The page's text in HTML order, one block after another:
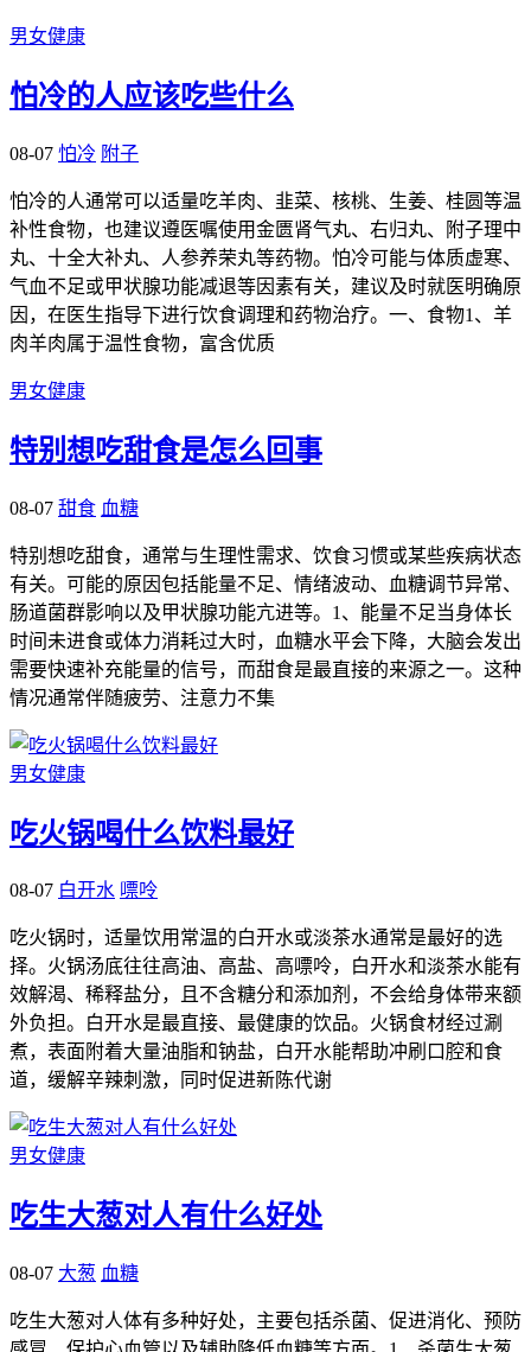
男女健康
怕冷的人应该吃些什么
08-07 怕冷 附子
怕冷的人通常可以适量吃羊肉、韭菜、核桃、生姜、桂圆等温
补性食物，也建议遵医嘱使用金匮肾气丸、右归丸、附子理中
丸、十全大补丸、人参养荣丸等药物。怕冷可能与体质虚寒、
气血不足或甲状腺功能减退等因素有关，建议及时就医明确原
因，在医生指导下进行饮食调理和药物治疗。一、食物1、羊
肉羊肉属于温性食物，富含优质
男女健康
特别想吃甜食是怎么回事
08-07 甜食 血糖
特别想吃甜食，通常与生理性需求、饮食习惯或某些疾病状态
有关。可能的原因包括能量不足、情绪波动、血糖调节异常、
肠道菌群影响以及甲状腺功能亢进等。1、能量不足当身体长
时间未进食或体力消耗过大时，血糖水平会下降，大脑会发出
需要快速补充能量的信号，而甜食是最直接的来源之一。这种
情况通常伴随疲劳、注意力不集
男女健康
吃火锅喝什么饮料最好
08-07 白开水 嘌呤
吃火锅时，适量饮用常温的白开水或淡茶水通常是最好的选
择。火锅汤底往往高油、高盐、高嘌呤，白开水和淡茶水能有
效解渴、稀释盐分，且不含糖分和添加剂，不会给身体带来额
外负担。白开水是最直接、最健康的饮品。火锅食材经过涮
煮，表面附着大量油脂和钠盐，白开水能帮助冲刷口腔和食
道，缓解辛辣刺激，同时促进新陈代谢
男女健康
吃生大葱对人有什么好处
08-07 大葱 血糖
吃生大葱对人体有多种好处，主要包括杀菌、促进消化、预防